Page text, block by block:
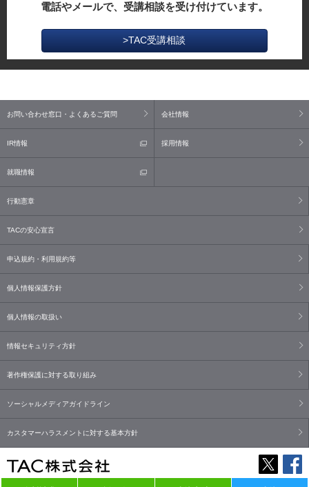
電話やメールで、受講相談を受け付けています。
>TAC受講相談
お問い合わせ窓口・よくあるご質問 会社情報
IR情報 採用情報
就職情報
行動憲章
TACの安心宣言
申込規約・利用規約等
個人情報保護方針
個人情報の取扱い
情報セキュリティ方針
著作権保護に対する取り組み
ソーシャルメディアガイドライン
カスタマーハラスメントに対する基本方針